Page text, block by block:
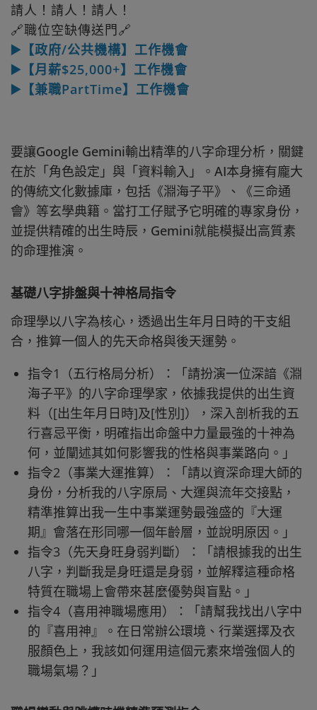
請人！請人！請人！
🔗職位空缺傳送門🔗
▶️【政府/公共機構】工作機會
▶️【月薪$25,000+】工作機會
▶️【兼職PartTime】工作機會
要讓Google Gemini輸出精準的八字命理分析，關鍵
在於「角色設定」與「資料輸入」。AI本身擁有龐大
的傳統文化數據庫，包括《淵海子平》、《三命通
會》等玄學典籍。當打工仔賦予它明確的專家身份，
並提供精確的出生時辰，Gemini就能模擬出高質素
的命理推演。
基礎八字排盤與十神格局指令
命理學以八字為核心，透過出生年月日時的干支組
合，推算一個人的先天命格與後天運勢。
指令1（五行格局分析）：「請扮演一位深諳《淵
海子平》的八字命理學家，依據我提供的出生資
料（[出生年月日時]及[性別]），深入剖析我的五
行喜忌平衡，明確指出命盤中力量最強的十神為
何，並闡述其如何影響我的性格與事業路向。」
指令2（事業大運推算）：「請以資深命理大師的
身份，分析我的八字原局、大運與流年交接點，
精準推算出我一生中事業運勢最強盛的『大運
期』會落在形同哪一個年齡層，並說明原因。」
指令3（先天身旺身弱判斷）：「請根據我的出生
八字，判斷我是身旺還是身弱，並解釋這種命格
特質在職場上會帶來甚麼優勢與盲點。」
指令4（喜用神職場應用）：「請幫我找出八字中
的『喜用神』。在日常辦公環境、行業選擇及衣
服顏色上，我該如何運用這個元素來增強個人的
職場氣場？」